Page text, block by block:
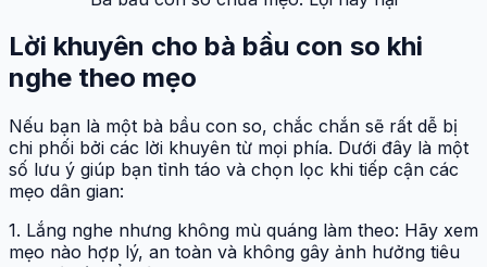
Lời khuyên cho bà bầu con so khi
nghe theo mẹo
Nếu bạn là một bà bầu con so, chắc chắn sẽ rất dễ bị
chi phối bởi các lời khuyên từ mọi phía. Dưới đây là một
số lưu ý giúp bạn tỉnh táo và chọn lọc khi tiếp cận các
mẹo dân gian:
1. Lắng nghe nhưng không mù quáng làm theo: Hãy xem
mẹo nào hợp lý, an toàn và không gây ảnh hưởng tiêu